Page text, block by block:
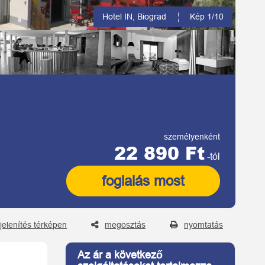
Kép 2/10
személyenként
22 890 Ft -tól
foglalás most
térképen megosztás nyomtatás
Az ár a következő